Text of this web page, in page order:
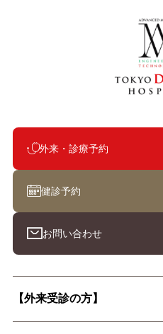
外来・診療予約
健診予約
お問い合わせ
【外来受診の方】